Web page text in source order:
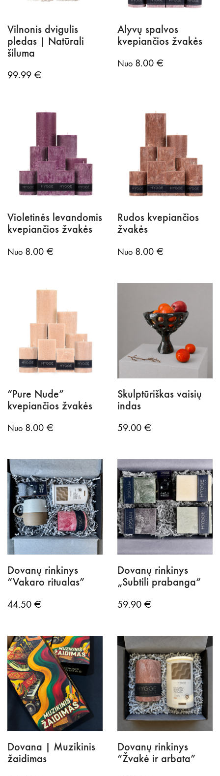
Vilnonis dvigulis
pledas | Natūrali
šiluma
99.99 €
Alyvų spalvos
kvepiančios žvakės
Nuo 8.00 €
Violetinės levandomis
kvepiančios žvakės
Nuo 8.00 €
Rudos kvepiančios
žvakės
Nuo 8.00 €
“Pure Nude”
kvepiančios žvakės
Nuo 8.00 €
Skulptūriškas vaisių
indas
59.00 €
Dovanų rinkinys
“Vakaro ritualas”
44.50 €
Dovanų rinkinys
„Subtili prabanga“
59.90 €
Dovana | Muzikinis
žaidimas
Dovanų rinkinys
“Žvakė ir arbata”